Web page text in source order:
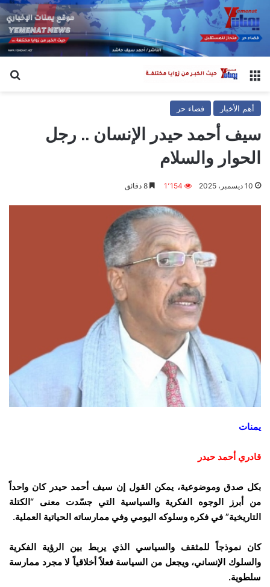
القائمة
أهم الأخبار فضاء حر
سيف أحمد حيدر الإنسان .. رجل
الحوار والسلام
10 ديسمبر، 2025 1٬154
يمنات
قادري أحمد حيدر
بكل صدق وموضوعية، يمكن القول إن سيف أحمد حيدر كان واحداً
من أبرز الوجوه الفكرية والسياسية التي جسّدت معنى “الكتلة
التاريخية” في فكره وسلوكه اليومي وفي ممارساته الحياتية العملية.
كان نموذجاً للمثقف والسياسي الذي يربط بين الرؤية الفكرية
والسلوك الإنساني، ويجعل من السياسة فعلاً أخلاقياً لا مجرد ممارسة
سلطوية.